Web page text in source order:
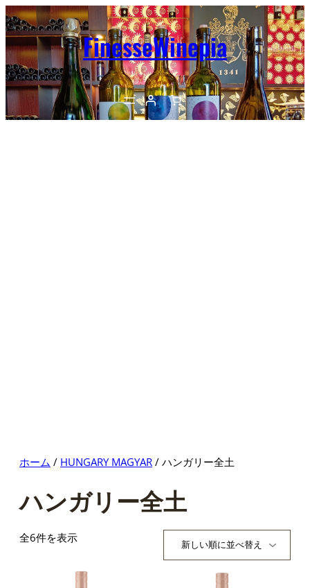
内
容
を
ス
キ
ッ
プ
FinesseWinepia
ホーム / HUNGARY MAGYAR / ハンガリー全土
ハンガリー全土
全6件を表示新
順